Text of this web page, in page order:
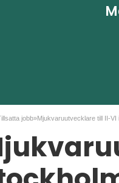
jobb»Mjukvaruutvecklare till II-VI